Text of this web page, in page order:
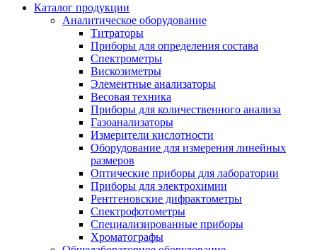
Каталог продукции
Аналитическое оборудование
Титраторы
Приборы для определения состава
Спектрометры
Вискозиметры
Элементные анализаторы
Весовая техника
Приборы для количественного анализа
Газоанализаторы
Измерители кислотности
Оборудование для измерения линейных
размеров
Оптические приборы для лаборатории
Приборы для электрохимии
Рентгеновские дифрактометры
Спектрофотометры
Специализированные приборы
Хроматографы